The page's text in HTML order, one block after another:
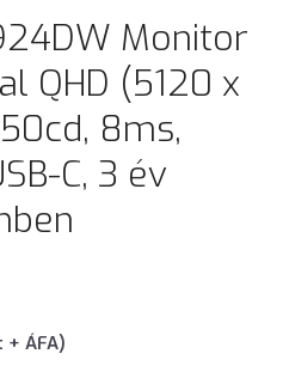
Monitor
QHD (5120 x
8ms,
C, 3 év
+ ÁFA)